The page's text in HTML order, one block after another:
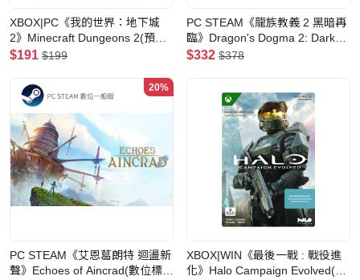
XBOX|PC《我的世界：地下城
2》Minecraft Dungeons 2(預購-
數位標準版)
$191 $199
PC STEAM《龍族教義 2 黑暗再
臨》Dragon's Dogma 2: Dark
Arisen(數位版)
$332 $378
20%
PC STEAM《艾恩葛朗特 迴盪新
聲》Echoes of Aincrad(數位標準
XBOX|WIN《最後一戰 : 戰役進
化》Halo Campaign Evolved(預